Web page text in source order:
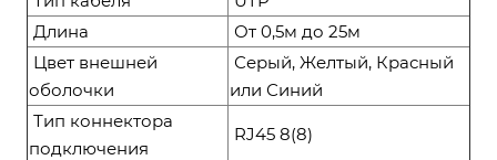
Длина
От 0,5м до 25м
Цвет внешней
оболочки
Серый, Желтый, Красный
или Синий
Тип коннектора
подключения
RJ45 8(8)